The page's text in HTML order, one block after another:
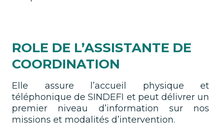
ROLE DE L’ASSISTANTE DE
COORDINATION
Elle assure l’accueil physique et
téléphonique de SINDEFI et peut délivrer un
premier niveau d’information sur nos
missions et modalités d’intervention.